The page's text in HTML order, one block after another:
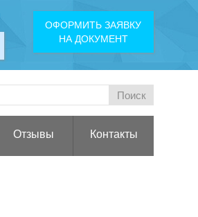
ОФОРМИТЬ ЗАЯВКУ
НА ДОКУМЕНТ
Отзывы Контакты